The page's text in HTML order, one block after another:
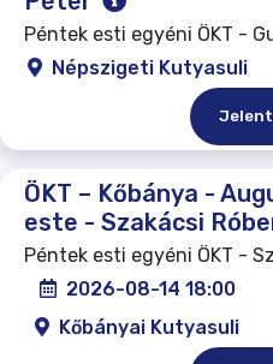
Péntek esti egyéni ÖKT -
Népszigeti Kutyasuli
ÖKT – Kőbánya -
este - Szakácsi
Péntek esti egyéni ÖKT -
2026-08-14 18:00
Kőbányai Kutyasuli